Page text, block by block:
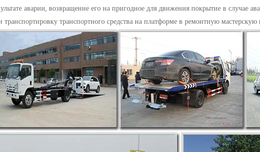
аварии, возвращение его на пригодное для движения покрытие в случае
транспортировку транспортного средства на платформе в ремонтную мастерскую